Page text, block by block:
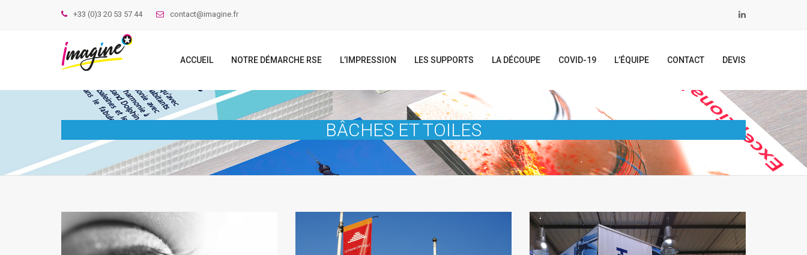
+33 (0)3 20 53 57 44 contact@imagine.fr
ACCUEIL NOTRE DÉMARCHE RSE L’IMPRESSION LES SUPPORTS LA DÉCOUPE COVID-19 L’ÉQUIPE CONTACT DEVIS
BÂCHES ET TOILES